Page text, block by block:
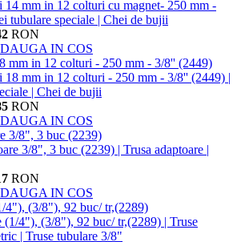
RON
IN COS
mm in 12 colturi - 250 mm - 3/8'' (2449)
RON
IN COS
3/8", 3 buc (2239)
RON
IN COS
4"), (3/8"), 92 buc/ tr,(2289)